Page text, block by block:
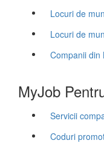
Locuri de
Locuri de
Companii din
MyJob
Servicii
Coduri